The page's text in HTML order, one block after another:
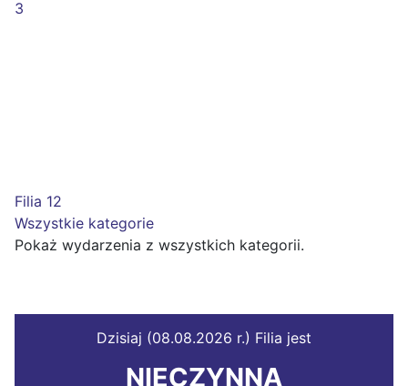
3
Filia 12
Wszystkie kategorie
Pokaż wydarzenia z wszystkich kategorii.
Dzisiaj (08.08.2026 r.) Filia jest
NIECZYNNA